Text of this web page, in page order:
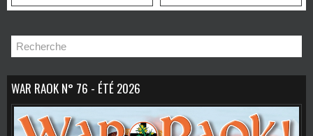
Transformation et de
WAR RAOK N° 76 - ÉTÉ 2026